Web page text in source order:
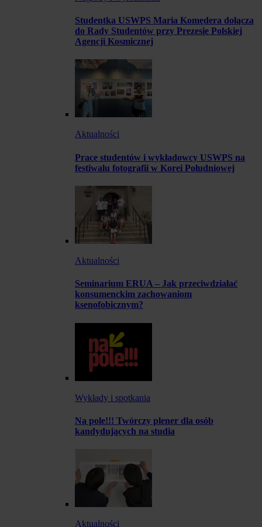
Studentka USWPS Maria Komędera dołącza
do Rady Studentów przy Prezesie Polskiej
Agencji Kosmicznej
Aktualności
Prace studentów i wykładowcy USWPS na
festiwalu fotografii w Korei Południowej
Aktualności
Seminarium ERUA – Jak przeciwdziałać
konsumenckim zachowaniom
ksenofobicznym?
Wykłady i spotkania
Na pole!!! Twórczy plener dla osób
kandydujących na studia
Aktualności